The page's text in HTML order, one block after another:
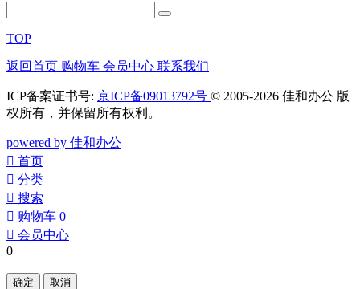
TOP
返回首页 购物车 会员中心 联系我们
ICP备案证书号: 京ICP备09013792号 © 2005-2026 佳和办公 版
权所有，并保留所有权利。
powered by 佳和办公
󰀁 首页
󰀂 分类
󰀃 搜索
󰀄 购物车 0
󰀅 会员中心
0
确定 取消